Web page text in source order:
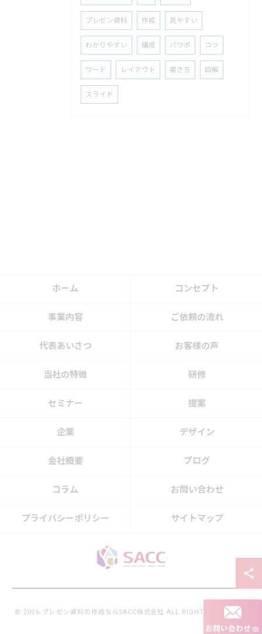
プレゼン資料 作成 見やすい
わかりやすい 構成 パワポ コツ
ワード レイアウト 書き方 図解
スライド
お問い合わせ
ホーム コンセプト
事業内容 ご依頼の流れ
代表あいさつ お客様の声
当社の特徴 研修
セミナー 提案
企業 デザイン
会社概要 ブログ
コラム お問い合わせ
プライバシーポリシー サイトマップ
© 2026 プレゼン資料の作成ならSACC株式会社 ALL RIGHTS RESERVED.